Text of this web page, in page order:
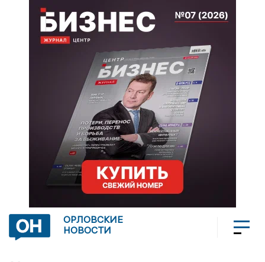
ОРЛОВСКИЕ
НОВОСТИ